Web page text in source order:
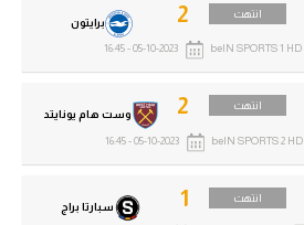
انتهت
سبارتا براج 1
انتهت
وست هام يونايتد 2
beIN SPORTS 2 HD
05-10-2023 - 16:45
انتهت
برايتون 2
beIN SPORTS 1 HD
05-10-2023 - 16:45